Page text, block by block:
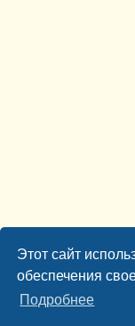
Этот сайт
обеспечения
Подробнее